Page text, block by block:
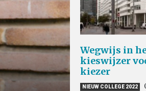
Wegwijs in
kieswijzer
kiezer
NIEUW COLLEGE 2022